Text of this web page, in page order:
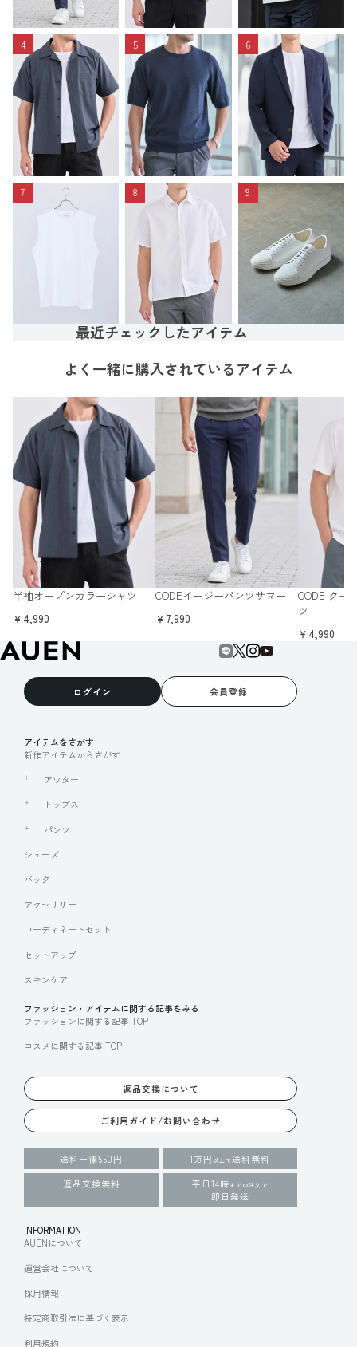
4 5 6
7 8 9
最近チェックしたアイテム
よく一緒に購入されているアイテム
半袖オープンカラーシャツ
￥4,990
CODEイージーパンツサマー
￥7,990
CODE クー
ツ
￥4,990
ログイン 会員登録
アイテムをさがす
新作アイテムからさがす
アウター
トップス
パンツ
シューズ
バッグ
アクセサリー
コーディネートセット
セットアップ
スキンケア
ファッション・アイテムに関する記事をみる
ファッションに関する記事 TOP
コスメに関する記事 TOP
返品交換について
ご利用ガイド/お問い合わせ
送料一律550円 1万円 以上で送料無料
返品交換無料
平日14時 までの注文で
即日発送
INFORMATION
AUENについて
運営会社について
採用情報
特定商取引法に基づく表示
利用規約